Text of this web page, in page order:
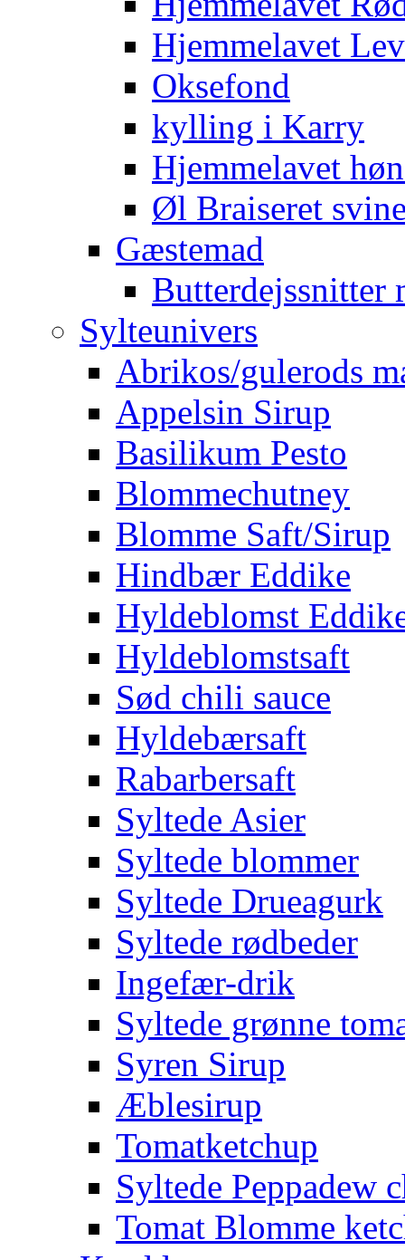
Hjemmelavet
Oksefond
kylling i Karry
Hjemmelavet
Øl Braiseret
Gæstemad
Butterdejssnitter
Sylteunivers
Abrikos/gulerods
Appelsin Sirup
Basilikum Pesto
Blommechutney
Blomme Saft/Sirup
Hindbær Eddike
Hyldeblomst
Hyldeblomstsaft
Sød chili sauce
Hyldebærsaft
Rabarbersaft
Syltede Asier
Syltede blommer
Syltede Drueagurk
Syltede rødbeder
Ingefær-drik
Syltede grønne
Syren Sirup
Æblesirup
Tomatketchup
Syltede Peppadew
Tomat Blomme